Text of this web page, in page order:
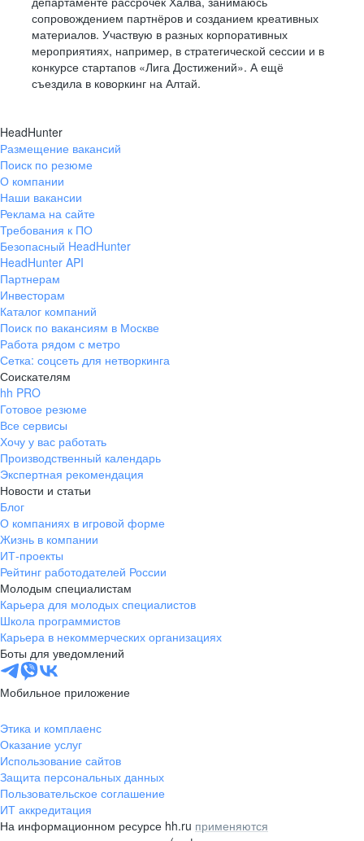
сопровождением партнёров и созданием креативных
материалов. Участвую в разных корпоративных
мероприятиях, например, в стратегической сессии и в
конкурсе стартапов «Лига Достижений». А ещё
съездила в коворкинг на Алтай.
HeadHunter
Размещение вакансий
Поиск по резюме
О компании
Наши вакансии
Реклама на сайте
Требования к ПО
Безопасный HeadHunter
HeadHunter API
Партнерам
Инвесторам
Каталог компаний
Поиск по вакансиям в Москве
Работа рядом с метро
Сетка: соцсеть для нетворкинга
Соискателям
hh PRO
Готовое резюме
Все сервисы
Хочу у вас работать
Производственный календарь
Экспертная рекомендация
Новости и статьи
Блог
О компаниях в игровой форме
Жизнь в компании
ИТ-проекты
Рейтинг работодателей России
Молодым специалистам
Карьера для молодых специалистов
Школа программистов
Карьера в некоммерческих организациях
Боты для уведомлений
Мобильное приложение
Этика и комплаенс
Оказание услуг
Использование сайтов
Защита персональных данных
Пользовательское соглашение
ИТ аккредитация
На информационном ресурсе hh.ru применяются